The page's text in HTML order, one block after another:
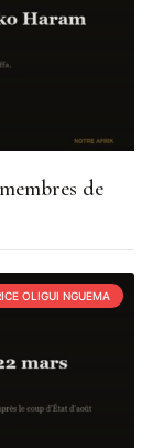
de
OLIGUI NGUEMA